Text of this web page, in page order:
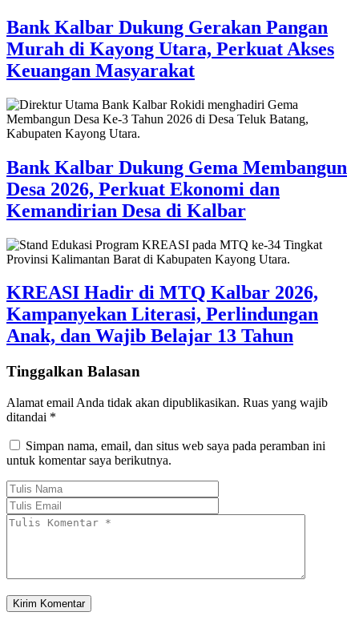
Bank Kalbar Dukung Gerakan Pangan
Murah di Kayong Utara, Perkuat Akses
Keuangan Masyarakat
Bank Kalbar Dukung Gema Membangun
Desa 2026, Perkuat Ekonomi dan
Kemandirian Desa di Kalbar
KREASI Hadir di MTQ Kalbar 2026,
Kampanyekan Literasi, Perlindungan
Anak, dan Wajib Belajar 13 Tahun
Tinggalkan Balasan
Alamat email Anda tidak akan dipublikasikan. Ruas yang wajib
ditandai *
Simpan nama, email, dan situs web saya pada peramban ini
untuk komentar saya berikutnya.